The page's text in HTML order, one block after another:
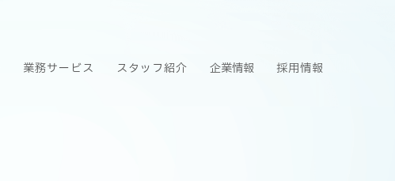
業務サービス スタッフ紹介 企業情報 採用情報